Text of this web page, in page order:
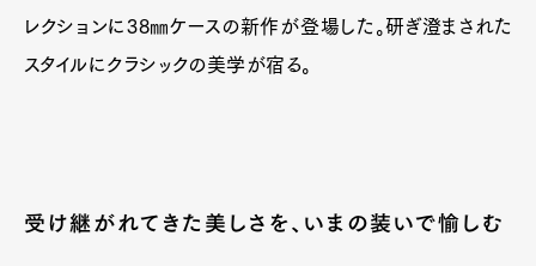
レクションに38㎜ケースの新作が登場した。研ぎ澄まされた
スタイルにクラシックの美学が宿る。
受け継がれてきた美しさを、いまの装いで愉しむ